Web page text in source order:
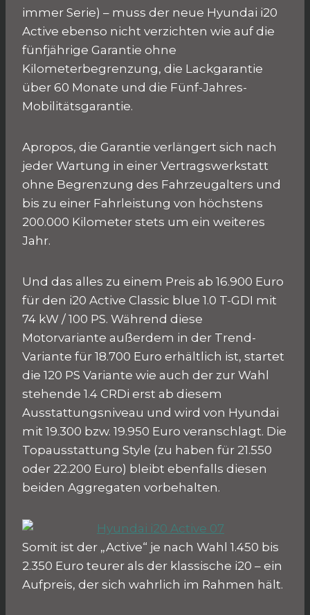
immer Serie) – muss der neue Hyundai i20
Active ebenso nicht verzichten wie auf die
fünfjährige Garantie ohne
Kilometerbegrenzung, die Lackgarantie
über 60 Monate und die Fünf-Jahres-
Mobilitätsgarantie.
Apropos, die Garantie verlängert sich nach
jeder Wartung in einer Vertragswerkstatt
ohne Begrenzung des Fahrzeugalters und
bis zu einer Fahrleistung von höchstens
200.000 Kilometer stets um ein weiteres
Jahr.
Und das alles zu einem Preis ab 16.900 Euro
für den i20 Active Classic blue 1.0 T-GDI mit
74 kW / 100 PS. Während diese
Motorvariante außerdem in der Trend-
Variante für 18.700 Euro erhältlich ist, startet
die 120 PS Variante wie auch der zur Wahl
stehende 1.4 CRDi erst ab diesem
Ausstattungsniveau und wird von Hyundai
mit 19.300 bzw. 19.950 Euro veranschlagt. Die
Topausstattung Style (zu haben für 21.550
oder 22.200 Euro) bleibt ebenfalls diesen
beiden Aggregaten vorbehalten.
Somit ist der „Active“ je nach Wahl 1.450 bis
2.350 Euro teurer als der klassische i20 – ein
Aufpreis, der sich wahrlich im Rahmen hält.